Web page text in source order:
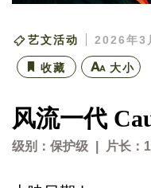
艺文活动 2026年3
收藏 大小
风流一代
级别：保护级 片长：